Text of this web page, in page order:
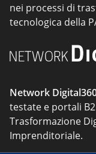
nei processi di
tecnologica della
Network
testate e portali
Trasformazione
Imprenditoriale.